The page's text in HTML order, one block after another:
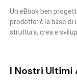
Un eBook ben
prodotto: è la base di
struttura, crea e
I Nostri Ultimi